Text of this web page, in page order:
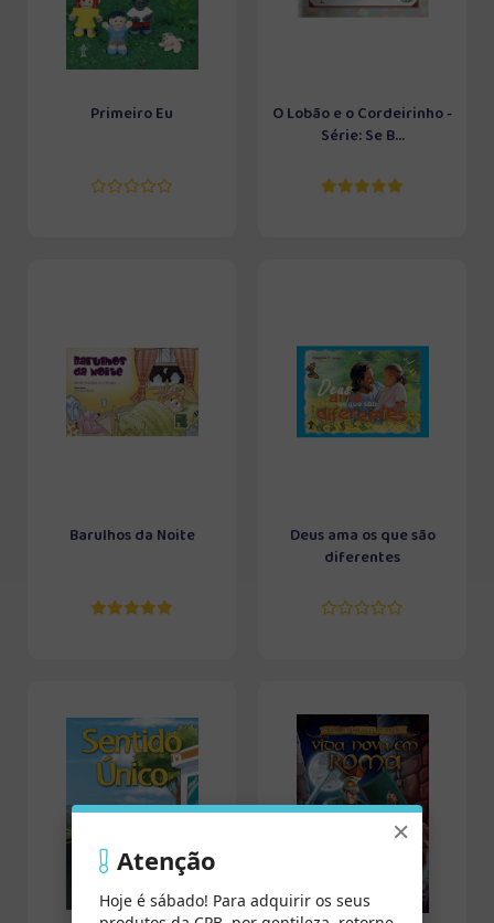
Primeiro Eu
O Lobão e o Cordeirinho -
Série: Se B...
Barulhos da Noite
Deus ama os que são
diferentes
×
Atenção
Hoje é sábado! Para adquirir os seus